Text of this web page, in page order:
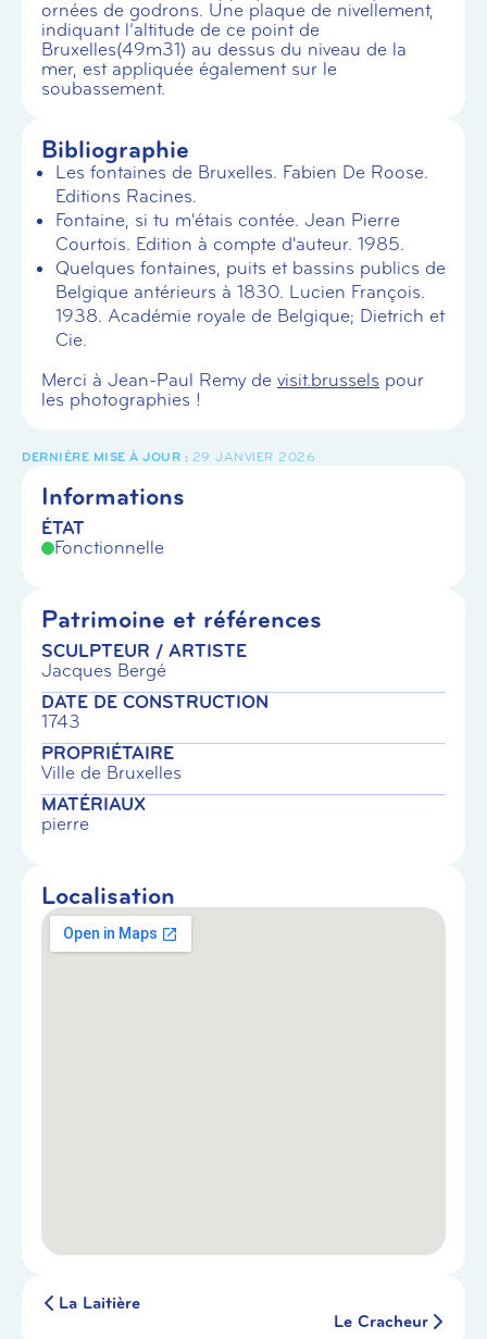
ornées de godrons. Une plaque de nivellement,
indiquant l’altitude de ce point de
Bruxelles(49m31) au dessus du niveau de la
mer, est appliquée également sur le
soubassement.
Bibliographie
Les fontaines de Bruxelles. Fabien De Roose.
Editions Racines.
Fontaine, si tu m'étais contée. Jean Pierre
Courtois. Edition à compte d'auteur. 1985.
Quelques fontaines, puits et bassins publics de
Belgique antérieurs à 1830. Lucien François.
1938. Académie royale de Belgique; Dietrich et
Cie.
Merci à Jean-Paul Remy de visit.brussels pour
les photographies !
29 JANVIER 2026
Informations
ÉTAT
Fonctionnelle
Patrimoine et références
SCULPTEUR / ARTISTE
Jacques Bergé
DATE DE CONSTRUCTION
1743
PROPRIÉTAIRE
Ville de Bruxelles
MATÉRIAUX
pierre
Localisation
La Laitière
Le Cracheur